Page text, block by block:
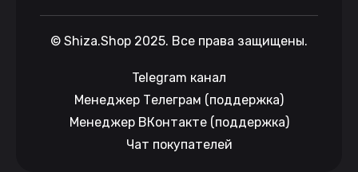
© Shiza.Shop 2025. Все права защищены.
Telegram канал
Менеджер Телеграм (поддержка)
Менеджер ВКонтакте (поддержка)
Чат покупателей